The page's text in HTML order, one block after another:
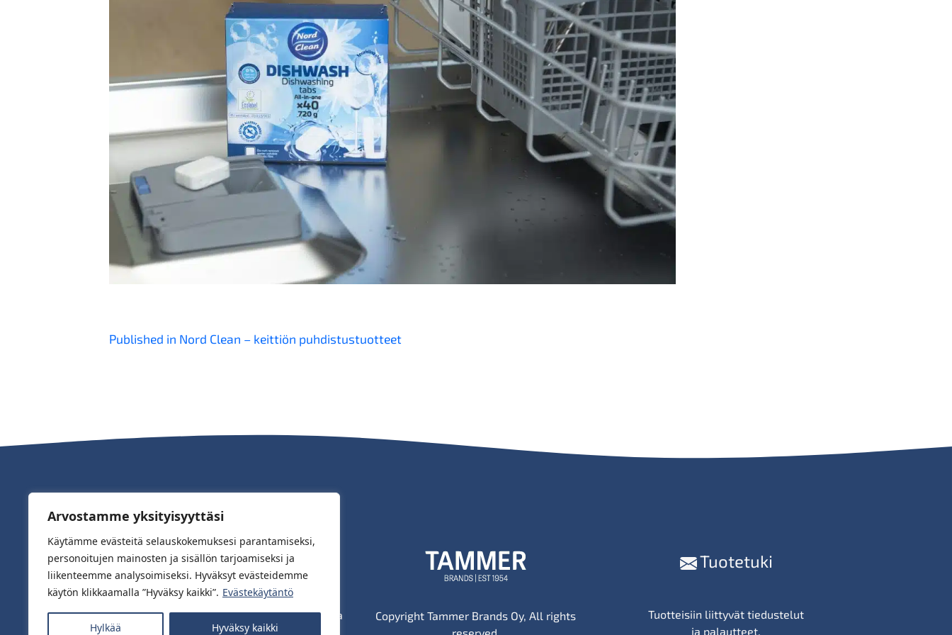
Arvostamme yksityisyyttäsi
Käytämme evästeitä selauskokemuksesi parantamiseksi,
personoitujen mainosten ja sisällön tarjoamiseksi ja
liikenteemme analysoimiseksi. Hyväksyt evästeidemme
käytön klikkaamalla ”Hyväksy kaikki”. Evästekäytäntö
Hylkää Hyväksy kaikki
Artikkelien
Published in Nord Clean – keittiön puhdistustuotteet
Saatavilla hyvin varustetuista myymälöistä ja
verkkokaupoista.
Copyright Tammer Brands Oy, All rights
Tuotetuki
Tuotteisiin liittyvät tiedustelut
ja palautteet.